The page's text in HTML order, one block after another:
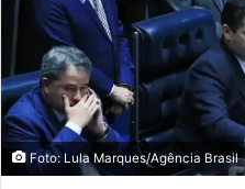
Foto: Lula Marques/Agência Brasil